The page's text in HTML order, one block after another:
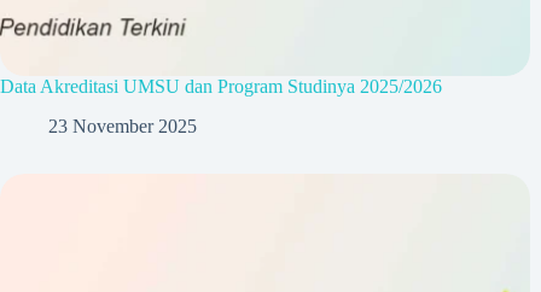
Data Akreditasi UMSU dan Program Studinya 2025/2026
23 November 2025